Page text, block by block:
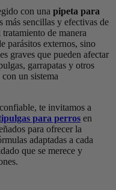
con una pipeta para
más sencillas y efectivas de
de manera
parásitos externos, sino
graves que pueden afectar
garrapatas y otros
un sistema
te invitamos a
para perros en
para ofrecer la
adaptadas a cada
que se merece y